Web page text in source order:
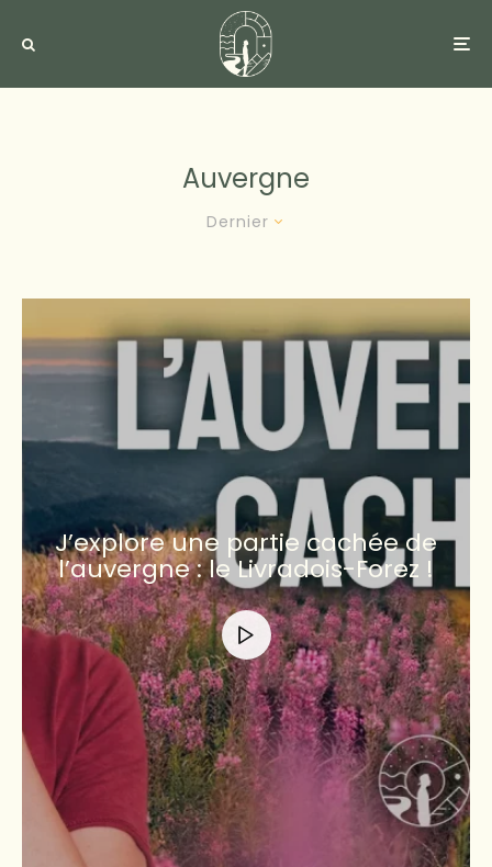
Auvergne
Dernier
J’explore une partie cachée de
l’auvergne : le Livradois-Forez !